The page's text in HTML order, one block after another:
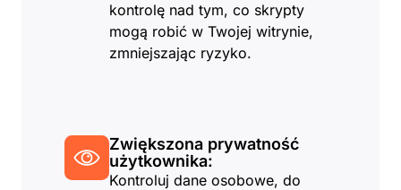
kontrolę nad tym, co skrypty
mogą robić w Twojej witrynie,
zmniejszając ryzyko.
Zwiększona prywatność
użytkownika:
Kontroluj dane osobowe, do